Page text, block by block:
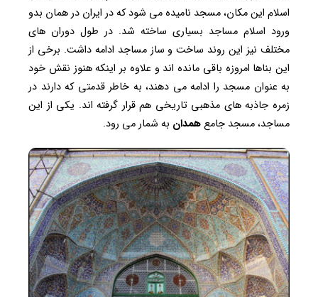
اسلام این مکان، مسجد نامیده می شود که در ایران در همان بدو
ورود اسلام مساجد بسیاری ساخته شد. در طول دوران های
مختلف نیز این روند ساخت و ساز مساجد ادامه داشت. برخی از
این بناها امروزه باقی مانده اند و علاوه بر اینکه هنوز نقش خود
به عنوان مسجد را ادامه می دهند، به خاطر قدمتی که دارند در
زمره جاذبه های مذهبی تاریخی هم قرار گرفته اند. یکی از این
مساجد، مسجد جامعهمدان به شمار می رود.